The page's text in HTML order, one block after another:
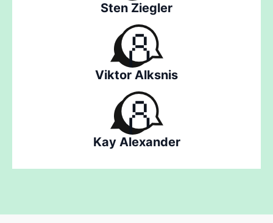
Sten Ziegler
Viktor Alksnis
Kay Alexander